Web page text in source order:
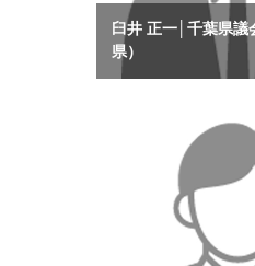
臼井 正一│千葉県議
県）